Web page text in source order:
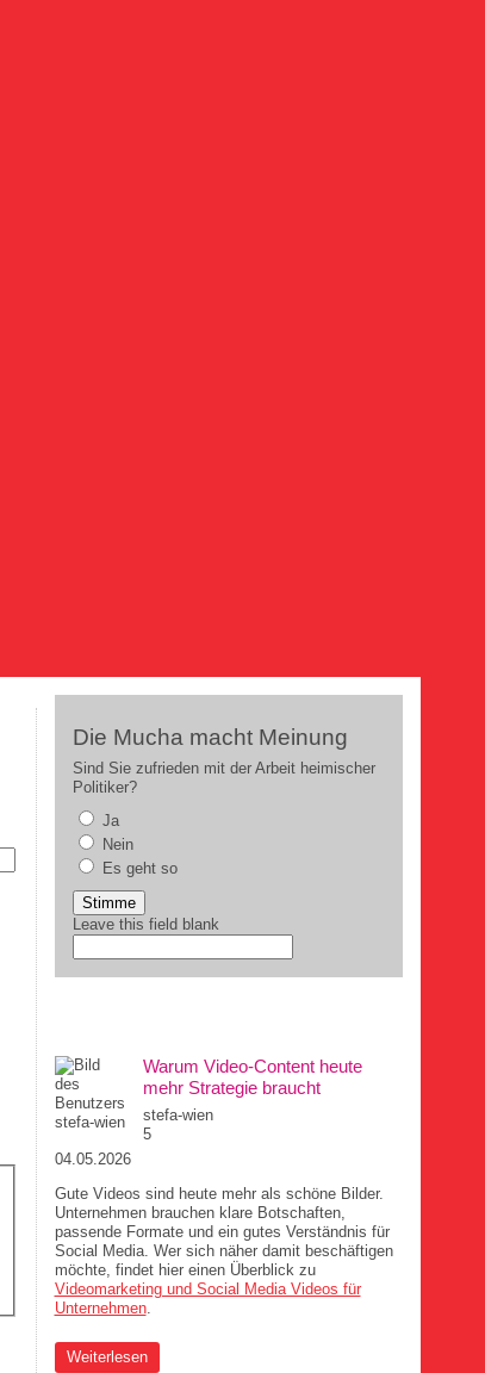
Die Mucha macht Meinung
Sind Sie zufrieden mit der Arbeit heimischer
Politiker?
Ja
Nein
Es geht so
Leave this field blank
Warum Video-Content heute
mehr Strategie braucht
stefa-wien
5
04.05.2026
Gute Videos sind heute mehr als schöne Bilder.
Unternehmen brauchen klare Botschaften,
passende Formate und ein gutes Verständnis für
Social Media. Wer sich näher damit beschäftigen
möchte, findet hier einen Überblick zu
Videomarketing und Social Media Videos für
Unternehmen.
Weiterlesen
über Warum Video-Content heute mehr Strategie